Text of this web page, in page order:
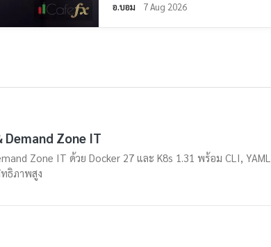
อ.บอม 7 Aug 2026
Zone IT
Zone IT ด้วย Docker 27 และ K8s 1.31 พร้อม CLI,
ธิภาพสูง